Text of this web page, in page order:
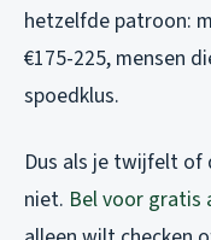
hetzelfde patroon:
€175-225, mensen
spoedklus.
Dus als je twijfelt of
niet. Bel voor gratis